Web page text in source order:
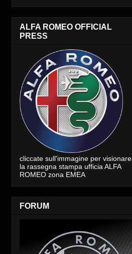
ALFA ROMEO OFFICIAL
PRESS
cliccate sull'immagine per visionare
la rassegna stampa ufficia ALFA
ROMEO zona EMEA
FORUM